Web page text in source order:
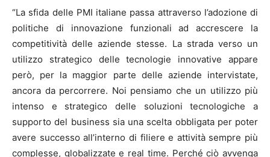
“La sfida delle PMI italiane passa attraverso l’adozione di
politiche di innovazione funzionali ad accrescere la
competitività delle aziende stesse. La strada verso un
utilizzo strategico delle tecnologie innovative appare
però, per la maggior parte delle aziende intervistate,
ancora da percorrere. Noi pensiamo che un utilizzo più
intenso e strategico delle soluzioni tecnologiche a
supporto del business sia una scelta obbligata per poter
avere successo all’interno di filiere e attività sempre più
complesse, globalizzate e real time. Perché ciò avvenga